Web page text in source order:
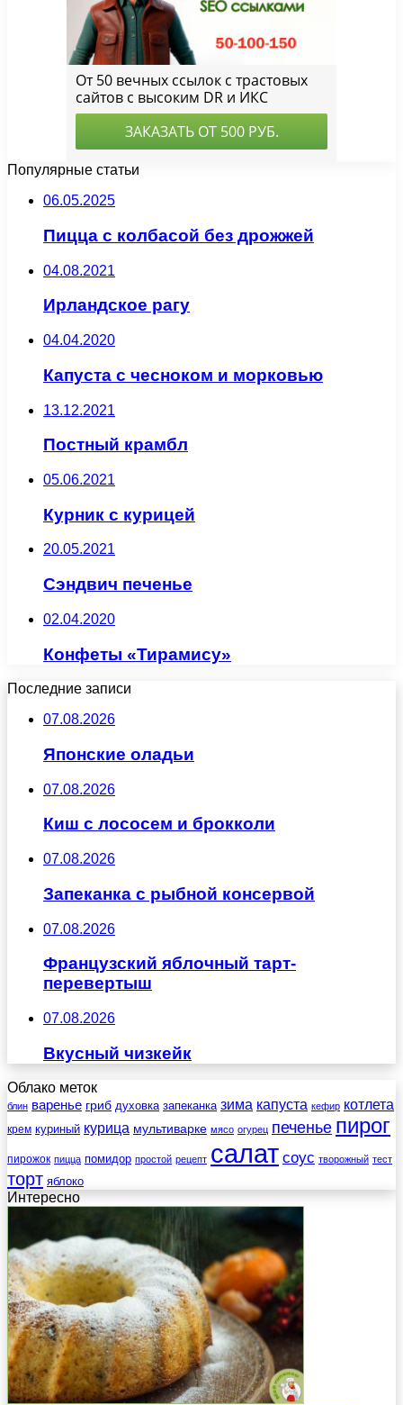
Популярные статьи
06.05.2025
Пицца с колбасой без дрожжей
04.08.2021
Ирландское рагу
04.04.2020
Капуста с чесноком и морковью
13.12.2021
Постный крамбл
05.06.2021
Курник с курицей
20.05.2021
Сэндвич печенье
02.04.2020
Конфеты «Тирамису»
Последние записи
07.08.2026
Японские оладьи
07.08.2026
Киш с лососем и брокколи
07.08.2026
Запеканка с рыбной консервой
07.08.2026
Французский яблочный тарт-
перевертыш
07.08.2026
Вкусный чизкейк
Облако меток
блин варенье гриб духовка запеканка зима капуста кефир котлета
крем куриный курица мультиварке мясо огурец печенье пирог
пирожок пицца помидор простой рецепт салат соус творожный тест
торт яблоко
Интересно